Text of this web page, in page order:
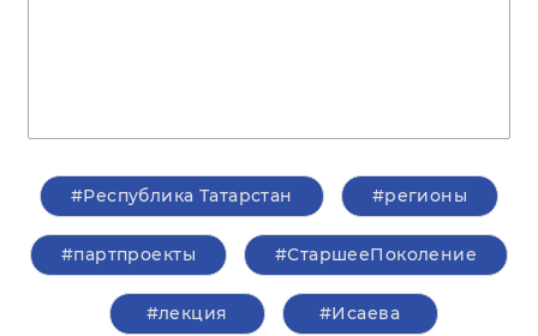
#Республика Татарстан #регионы
#партпроекты #СтаршееПоколение
#лекция #Исаева